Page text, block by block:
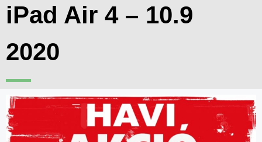
iPad Air 4 – 10.9
2020